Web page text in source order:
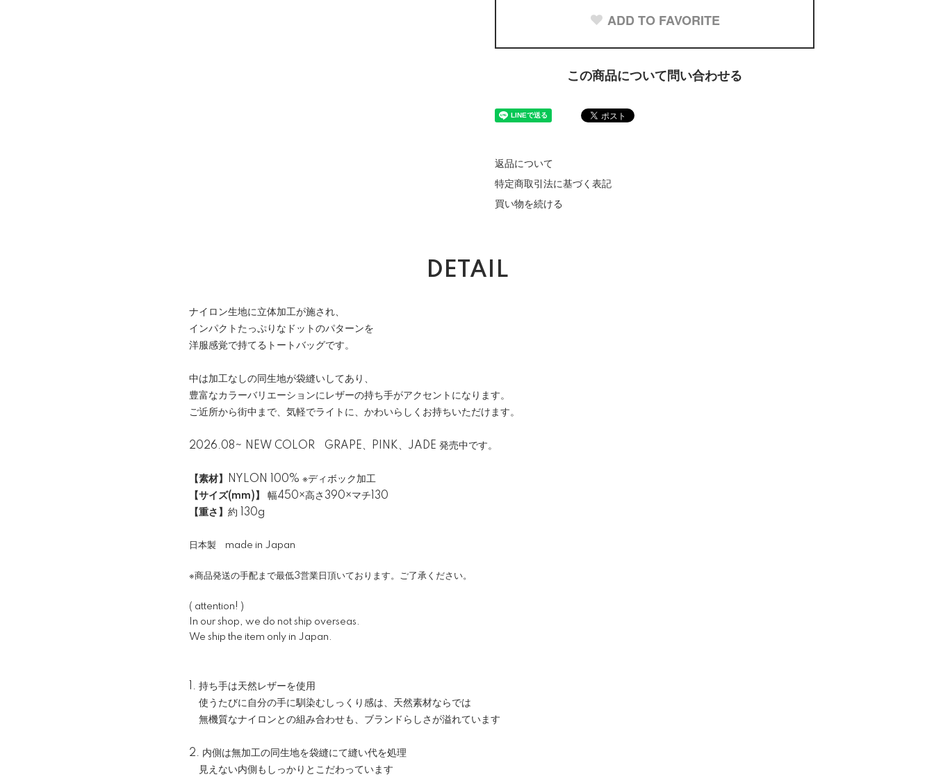
ADD TO FAVORITE
この商品について問い合わせる
返品について
特定商取引法に基づく表記
買い物を続ける
DETAIL
ナイロン生地に立体加工が施され、
インパクトたっぷりなドットのパターンを
洋服感覚で持てるトートバッグです。
中は加工なしの同生地が袋縫いしてあり、
豊富なカラーバリエーションにレザーの持ち手がアクセントになります。
ご近所から街中まで、気軽でライトに、かわいらしくお持ちいただけます。
2026.08~ NEW COLOR GRAPE、PINK、JADE 発売中です。
【素材】
NYLON 100% ※ディボック加工
【サイズ(mm)】
幅450×高さ390×マチ130
【重さ】 約 130g
日本製 made in Japan
※商品発送の手配まで最低3営業日頂いております。ご了承ください。
( attention! )
In our shop, we do not ship overseas.
We ship the item only in Japan.
1. 持ち手は天然レザーを使用
使うたびに自分の手に馴染むしっくり感は、天然素材ならでは
無機質なナイロンとの組み合わせも、ブランドらしさが溢れています
2. 内側は無加工の同生地を袋縫にて縫い代を処理
見えない内側もしっかりとこだわっています